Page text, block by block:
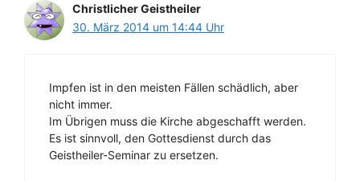
Christlicher Geistheiler
30. März 2014 um 14:44 Uhr
Impfen ist in den meisten Fällen schädlich, aber
nicht immer.
Im Übrigen muss die Kirche abgeschafft werden.
Es ist sinnvoll, den Gottesdienst durch das
Geistheiler-Seminar zu ersetzen.